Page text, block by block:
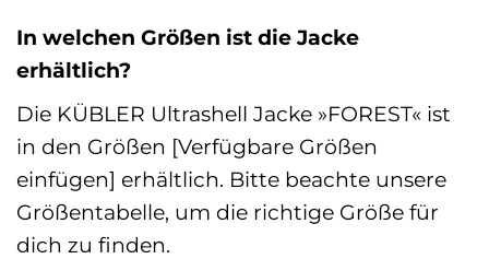
In welchen Größen ist die Jacke
erhältlich?
Die KÜBLER Ultrashell Jacke »FOREST« ist
in den Größen [Verfügbare Größen
einfügen] erhältlich. Bitte beachte unsere
Größentabelle, um die richtige Größe für
dich zu finden.